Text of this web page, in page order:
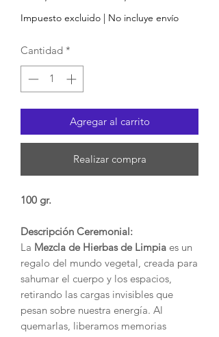
de
Impuesto excluido | No incluye envío
Cantidad *
Agregar al carrito
Realizar compra
100 gr.
Descripción Ceremonial:
La Mezcla de Hierbas de Limpia es un
regalo del mundo vegetal, creada para
sahumar el cuerpo y los espacios,
retirando las cargas invisibles que
pesan sobre nuestra energía. Al
quemarlas, liberamos memorias